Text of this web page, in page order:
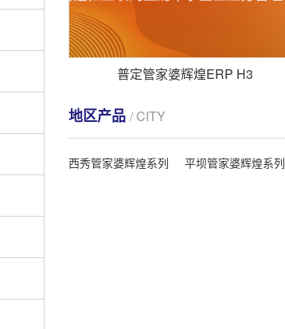
普定管家婆辉煌ERP H3
地区产品 / CITY
西秀管家婆辉煌系列 平坝管家婆辉煌系列